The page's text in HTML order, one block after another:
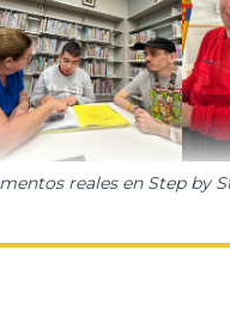
reales en Step by